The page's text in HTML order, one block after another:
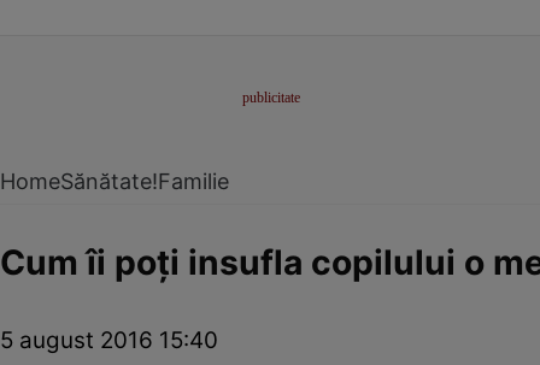
HomeSănătate!Familie
Cum îi poţi insufla copilului o
5 august 2016 15:40